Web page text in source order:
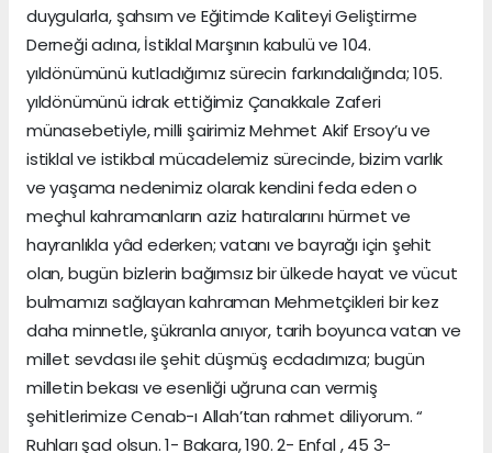
duygularla, şahsım ve Eğitimde Kaliteyi Geliştirme
Derneği adına, İstiklal Marşının kabulü ve 104.
yıldönümünü kutladığımız sürecin farkındalığında; 105.
yıldönümünü idrak ettiğimiz Çanakkale Zaferi
münasebetiyle, milli şairimiz Mehmet Akif Ersoy’u ve
istiklal ve istikbal mücadelemiz sürecinde, bizim varlık
ve yaşama nedenimiz olarak kendini feda eden o
meçhul kahramanların aziz hatıralarını hürmet ve
hayranlıkla yâd ederken; vatanı ve bayrağı için şehit
olan, bugün bizlerin bağımsız bir ülkede hayat ve vücut
bulmamızı sağlayan kahraman Mehmetçikleri bir kez
daha minnetle, şükranla anıyor, tarih boyunca vatan ve
millet sevdası ile şehit düşmüş ecdadımıza; bugün
milletin bekası ve esenliği uğruna can vermiş
şehitlerimize Cenab-ı Allah’tan rahmet diliyorum. “
Ruhları şad olsun. 1- Bakara, 190. 2- Enfal , 45 3-